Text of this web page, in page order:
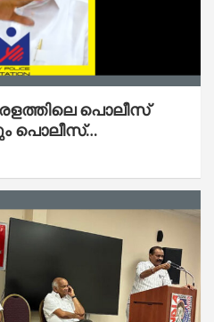
പൊലീസ്
പൊലീസ്
മാറുകയാണ് :